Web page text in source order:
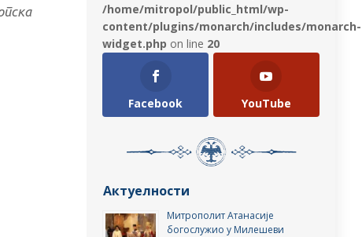
/home/mitropol/public_html/wp-
content/plugins/monarch/includes/monarch-
widget.php on line 20
Facebook YouTube
Актуелности
Митрополит Атанасије
богослужио у Милешеви